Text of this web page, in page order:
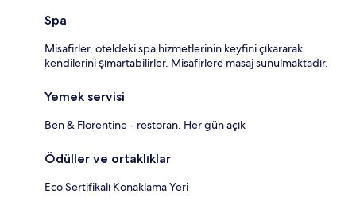
Spa
Misafirler, oteldeki spa hizmetlerinin keyfini çıkararak
kendilerini şımartabilirler. Misafirlere masaj sunulmaktadır.
Yemek servisi
Ben & Florentine - restoran. Her gün açık
Ödüller ve ortaklıklar
Eco Sertifikalı Konaklama Yeri